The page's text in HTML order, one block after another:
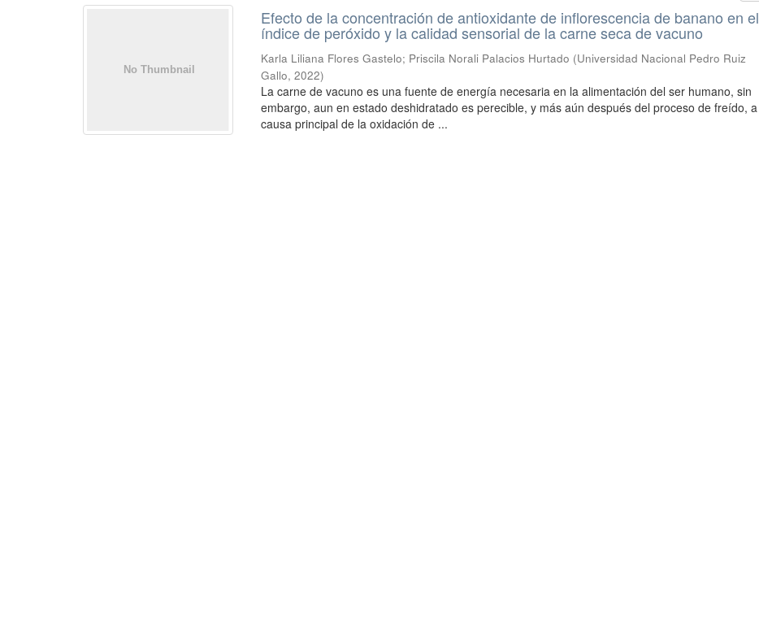
Efecto de la concentración de antioxidante de inflorescencia de banano en el
índice de peróxido y la calidad sensorial de la carne seca de vacuno
Karla Liliana Flores Gastelo; Priscila Norali Palacios Hurtado (Universidad Nacional Pedro Ruiz
Gallo,2022)
La carne de vacuno es una fuente de energía necesaria en la alimentación del ser humano, sin
embargo, aun en estado deshidratado es perecible, y más aún después del proceso de freído, a
causa principal de la oxidación de ...